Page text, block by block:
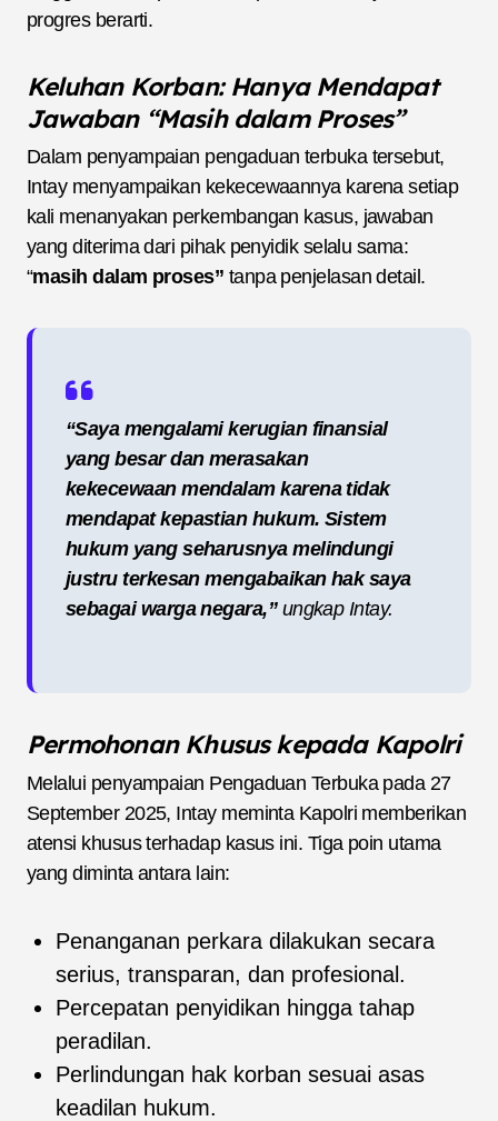
progres berarti.
Keluhan Korban: Hanya Mendapat
Jawaban “Masih dalam Proses”
Dalam penyampaian pengaduan terbuka tersebut,
Intay menyampaikan kekecewaannya karena setiap
kali menanyakan perkembangan kasus, jawaban
yang diterima dari pihak penyidik selalu sama:
“masih dalam proses” tanpa penjelasan detail.
“Saya mengalami kerugian finansial
yang besar dan merasakan
kekecewaan mendalam karena tidak
mendapat kepastian hukum. Sistem
hukum yang seharusnya melindungi
justru terkesan mengabaikan hak saya
sebagai warga negara,”ungkap Intay.
Permohonan Khusus kepada Kapolri
Melalui penyampaian Pengaduan Terbuka pada 27
September 2025, Intay meminta Kapolri memberikan
atensi khusus terhadap kasus ini. Tiga poin utama
yang diminta antara lain:
Penanganan perkara dilakukan secara
serius, transparan, dan profesional.
Percepatan penyidikan hingga tahap
peradilan.
Perlindungan hak korban sesuai asas
keadilan hukum.